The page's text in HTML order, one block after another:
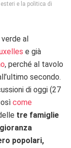
e la politica di
al
e già
, perché al tavolo
secondo.
di oggi (27
come
tre famiglie
popolari,